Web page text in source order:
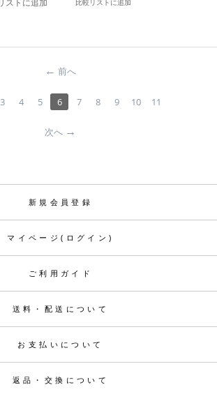
比較リストに追加
前へ
3 4 5 6 7 8 9 10 11
次へ
新規会員登録
マイページ(ログイン)
ご利用ガイド
送料・配送について
お支払いについて
返品・交換について